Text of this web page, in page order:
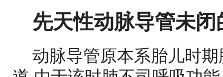
先天性动脉导管未
动脉导管原本系胎儿时